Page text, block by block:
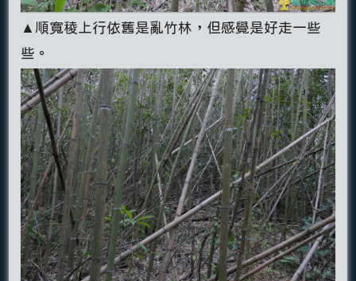
▲順寬稜上行依舊是亂竹林，但感覺是好走一些
些。